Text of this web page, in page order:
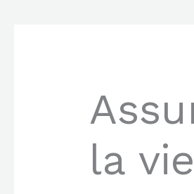
la vie